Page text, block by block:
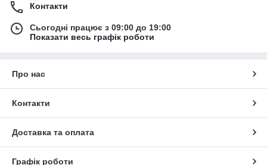
Контакти
Сьогодні працює з 09:00 до 19:00
Показати весь графік роботи
Про нас
Контакти
Доставка та оплата
Графік роботи